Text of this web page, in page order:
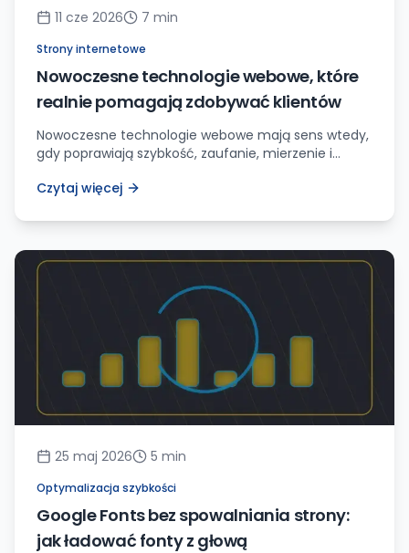
11 cze 2026 7 min
Strony internetowe
Nowoczesne technologie webowe, które
realnie pomagają zdobywać klientów
Nowoczesne technologie webowe mają sens wtedy,
gdy poprawiają szybkość, zaufanie, mierzenie i
robić dla samego efektu wow.
Czytaj więcej
25 maj 2026 5 min
Optymalizacja szybkości
Google Fonts bez spowalniania strony:
jak ładować fonty z głową